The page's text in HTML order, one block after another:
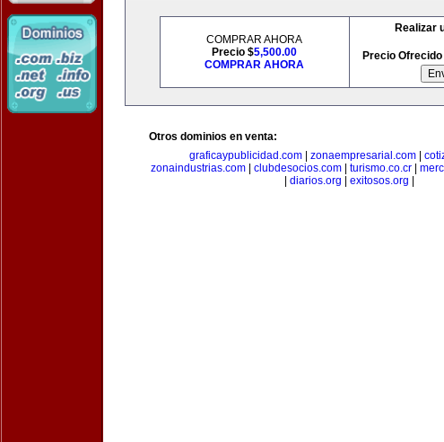
COMPRAR AHORA
Precio $5,500.00
COMPRAR AHORA
Realizar
Precio Ofrecido
Otros dominios en venta:
graficaypublicidad.com
zonaempresarial.com
zonaindustrias.com| clubdesocios.com| turismo.co.cr|
diarios.org exitosos.org